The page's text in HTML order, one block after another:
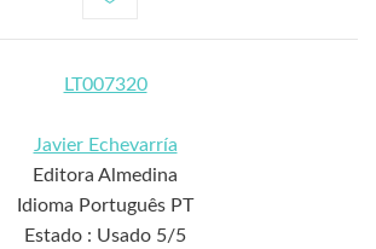
LT007320
Javier Echevarría
Editora Almedina
Idioma Português PT
Estado : Usado 5/5